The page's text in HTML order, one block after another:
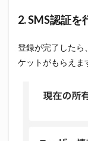
2. SMS認証を
登録が完了したら
ケットがもらえま